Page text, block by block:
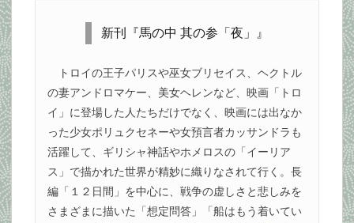
新刊『馬の中 其の参「夜」』
トロイの王子パリスや巫女ブリセイス、ヘクトル
の妻アンドロマケー、美女ヘレンなど、映画「トロ
イ」に登場した人たちだけでなく、映画には出なか
った少女ポリュクセネーや女預言者カッサンドラも
活躍して、ギリシャ神話やホメロスの「イーリア
ス」で描かれた世界が精妙に織りなされて行く。長
編「１２日間」を中心に、戦争の虚しさと悲しみを
さまざまに描いた「想定問答」「船はもう着いてい